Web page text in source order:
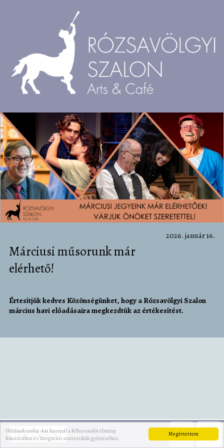
Megértettem
Oldalunk cookie-kat használ a felhasználói élmény
fokozásához és látogatási statisztikák gyűjtéséhez.
2026. január 16.
Márciusi műsorunk már
elérhető!
Értesítjük kedves Közönségünket, hogy a Rózsavölgyi Szalon
március havi előadásaira megkezdtük az értékesítést.
TELJES VERZIÓ